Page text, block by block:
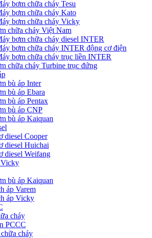
bơm chữa cháy Tesu
bơm chữa cháy Kato
bơm chữa cháy Vicky
chữa cháy Việt Nam
bơm chữa cháy diesel INTER
bơm chữa cháy INTER động cơ điện
bơm chữa cháy trục liền INTER
chữa cháy Turbine trục đứng
bù áp Inter
bù áp Ebara
bù áp Pentax
bù áp CNP
bù áp Kaiquan
diesel Cooper
diesel Huichai
diesel Weifang
bù áp Kaiquan
áp Varem
áp Vicky
cháy
PCCC
cháy